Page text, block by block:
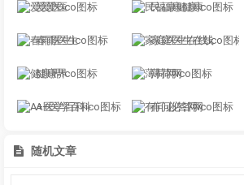
爱爱医 民福康健康
春雨医生 家庭医生在线
健康界 薄荷网
A+医学百科 有问必答网
随机文章